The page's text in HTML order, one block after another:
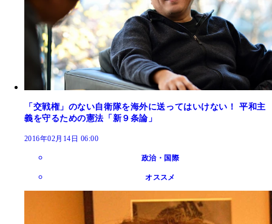
「交戦権」のない自衛隊を海外に送ってはいけない！ 平和主
義を守るための憲法「新９条論」
2016年02月14日 06:00
政治・国際
オススメ